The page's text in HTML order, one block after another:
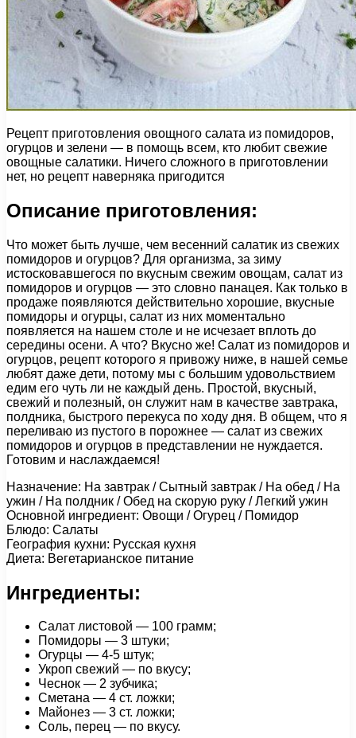
Рецепт приготовления овощного салата из помидоров,
огурцов и зелени — в помощь всем, кто любит свежие
овощные салатики. Ничего сложного в приготовлении
нет, но рецепт наверняка пригодится
Описание приготовления:
Что может быть лучше, чем весенний салатик из свежих
помидоров и огурцов? Для организма, за зиму
истосковавшегося по вкусным свежим овощам, салат из
помидоров и огурцов — это словно панацея. Как только в
продаже появляются действительно хорошие, вкусные
помидоры и огурцы, салат из них моментально
появляется на нашем столе и не исчезает вплоть до
середины осени. А что? Вкусно же! Салат из помидоров и
огурцов, рецепт которого я привожу ниже, в нашей семье
любят даже дети, потому мы с большим удовольствием
едим его чуть ли не каждый день. Простой, вкусный,
свежий и полезный, он служит нам в качестве завтрака,
полдника, быстрого перекуса по ходу дня. В общем, что я
переливаю из пустого в порожнее — салат из свежих
помидоров и огурцов в представлении не нуждается.
Готовим и наслаждаемся!
Назначение: На завтрак / Сытный завтрак / На обед / На
ужин / На полдник / Обед на скорую руку / Легкий ужин
Основной ингредиент: Овощи / Огурец / Помидор
Блюдо: Салаты
География кухни: Русская кухня
Диета: Вегетарианское питание
Ингредиенты:
Салат листовой — 100 грамм;
Помидоры — 3 штуки;
Огурцы — 4-5 штук;
Укроп свежий — по вкусу;
Чеснок — 2 зубчика;
Сметана — 4 ст. ложки;
Майонез — 3 ст. ложки;
Соль, перец — по вкусу.